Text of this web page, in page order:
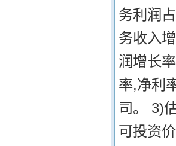
务利润
务收入
润增长
率,净利
司。 3)
可投资